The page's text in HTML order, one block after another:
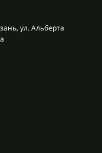
ул. Альберта